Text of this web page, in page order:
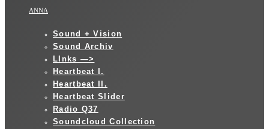
ANNA
Sound + Vision
Sound Archiv
LInks —>
Heartbeat I.
Heartbeat II.
Heartbeat Slider
Radio Q37
Soundcloud Collection